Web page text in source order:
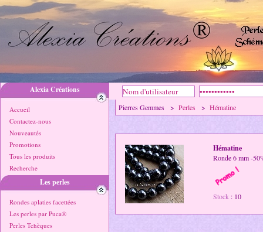
Alexia Créations
Accueil
Contactez-nous
Nouveautés
Promotions
Tous les produits
Recherche
Les perles
Rondes aplaties facettées
Les perles par Puca®
Perles Tchèques
Pierres Gemmes > Perles > Hématine
Hématine
Ronde 6 mm -
Stock : 10